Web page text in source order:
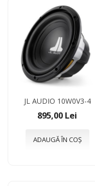
JL AUDIO 10W0V3-4
895,00 Lei
ADAUGĂ ÎN COȘ